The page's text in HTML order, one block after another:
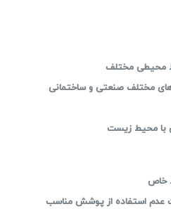
محیطی مختلف
مختلف صنعتی و ساختمانی
با محیط زیست
خاص
عدم استفاده از پوشش مناسب